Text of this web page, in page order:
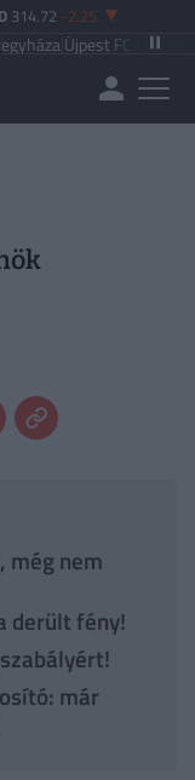
314.72 -2.25
FC4-2Debreceni VSC
még nem
derült fény!
már